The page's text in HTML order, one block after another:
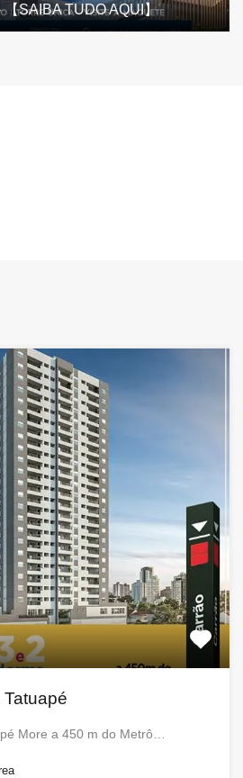
SAIBA TUDO AQUI】
More a 450 m do Metrô…